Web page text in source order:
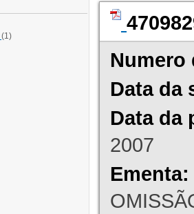
(1)
Numero
Data da
Data da
2007
Ementa: